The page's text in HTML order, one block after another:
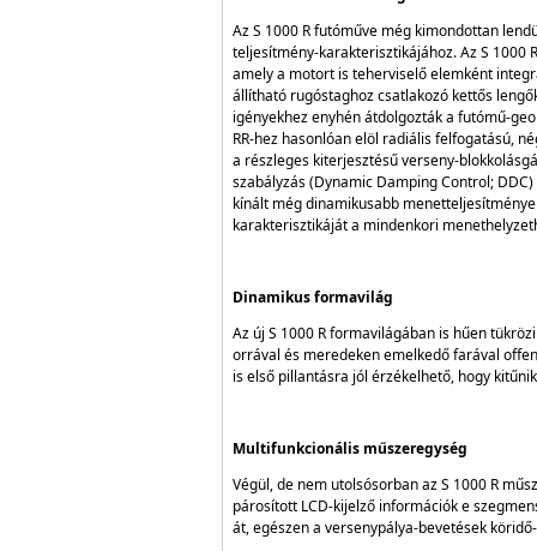
Az S 1000 R futóműve még kimondottan
teljesítmény-karakterisztikájához. Az S 1000
amely a motort is teherviselő elemként
állítható rugóstaghoz csatlakozó kettős
igényekhez enyhén átdolgozták a futómű-
RR-hez hasonlóan elöl radiális felfogatású,
a részleges kiterjesztésű verseny-
szabályzás (Dynamic Damping Control;
kínált még dinamikusabb
karakterisztikáját a mindenkori
Dinamikus formavilág
Az új S 1000 R formavilágában is hűen
orrával és meredeken emelkedő farával
is első pillantásra jól érzékelhető, hogy
Multifunkcionális műszeregység
Végül, de nem utolsósorban az S 1000 R
párosított LCD-kijelző információk e
át, egészen a versenypálya-bevetések